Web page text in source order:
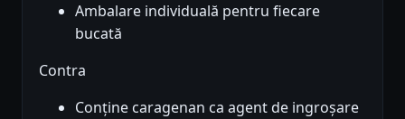
Ambalare individuală pentru fiecare
bucată
Contra
Conține caragenan ca agent de ingroșare